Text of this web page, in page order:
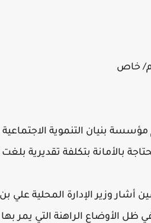
خاص
بتكلفة تقديرية بلغت 880 مليون ريال,.
أشار وزير الإدارة المحلية
ظل الأوضاع الراهنة التي يمر